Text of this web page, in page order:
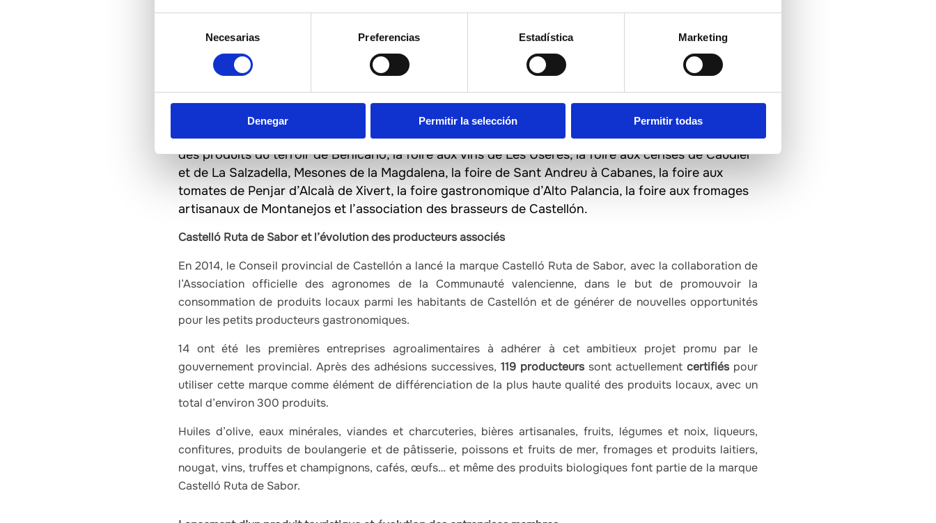
consentimiento
Necesarias Preferencias Estadística Marketing
Denegar Permitir la selección Permitir todas
train de finaliser notre participation à Salimat, le salon atlantique de l’alimentation qui aura lieu à
Organisation de foires :
Castelló Ruta de Sabor a été un précurseur important dans la création de
foires gastronomiques, avec des exemples tels que la Foire de la bière artisanale, le Marché de la
la Mostra de la Trufa Negra de l’Alt Maestrat, la Fira Gastronòmica d’Alcossebre ou la Foire de
Castelló Ruta de Sabor à la GASMA.
Collaboration à des foires municipales :Castelló Ruta de Sabor collabore notamment avec la foire
des produits du terroir de Benicarló, la foire aux vins de Les Useres, la foire aux cerises de Caudiel
et de La Salzadella, Mesones de la Magdalena, la foire de Sant Andreu à Cabanes, la foire aux
tomates de Penjar d’Alcalà de Xivert, la foire gastronomique d’Alto Palancia, la foire aux fromages
artisanaux de Montanejos et l’association des brasseurs de Castellón.
Castelló Ruta de Sabor et l’évolution des producteurs associés
En 2014, le Conseil provincial de Castellón a lancé la marque Castelló Ruta de Sabor, avec la collaboration de
l’Association officielle des agronomes de la Communauté valencienne, dans le but de promouvoir la
consommation de produits locaux parmi les habitants de Castellón et de générer de nouvelles opportunités
pour les petits producteurs gastronomiques.
14 ont été les premières entreprises agroalimentaires à adhérer à cet ambitieux projet promu par le
gouvernement provincial. Après des adhésions successives, 119 producteurssont actuellement certifiéspour
utiliser cette marque comme élément de différenciation de la plus haute qualité des produits locaux, avec un
total d’environ 300 produits.
Huiles d’olive, eaux minérales, viandes et charcuteries, bières artisanales, fruits, légumes et noix, liqueurs,
confitures, produits de boulangerie et de pâtisserie, poissons et fruits de mer, fromages et produits laitiers,
nougat, vins, truffes et champignons, cafés, œufs… et même des produits biologiques font partie de la marque
Castelló Ruta de Sabor.